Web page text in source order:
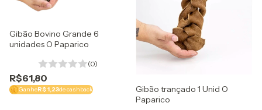
Gibão Bovino Grande 6
unidades O Paparico
(0)
R$61,80
GanheR$ 1,23de cashback
Gibão trançado 1 Unid O
Paparico